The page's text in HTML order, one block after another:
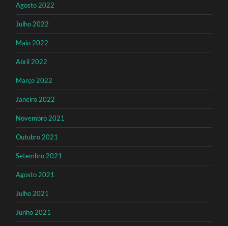
Agosto 2022
Julho 2022
Maio 2022
Abril 2022
Março 2022
Janeiro 2022
Novembro 2021
Outubro 2021
Setembro 2021
Agosto 2021
Julho 2021
Junho 2021